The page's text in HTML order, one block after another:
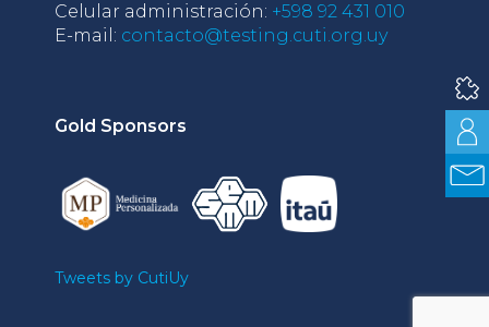
Celular administración: +598 92 431 010
E-mail: contacto@testing.cuti.org.uy
Gold Sponsors
Tweets by CutiUy